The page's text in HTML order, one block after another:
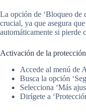
La opción de ‘Bloqueo de
crucial, ya que asegura
automáticamente si pierde
Activación de la
Accede al menú de
Busca la opción
Selecciona ‘Más
Dirígete a